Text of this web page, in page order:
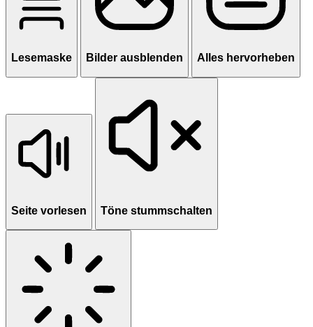
Lesemaske Bilder ausblenden Alles hervorheben
Seite vorlesen Töne stummschalten